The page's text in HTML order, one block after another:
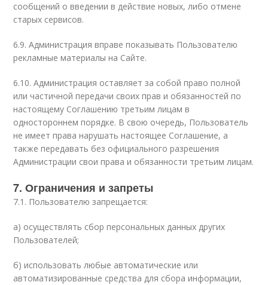
сообщений о введении в действие новых, либо отмене
старых сервисов.
6.9. Администрация вправе показывать Пользователю
рекламные материалы на Сайте.
6.10. Администрация оставляет за собой право полной
или частичной передачи своих прав и обязанностей по
настоящему Соглашению третьим лицам в
одностороннем порядке. В свою очередь, Пользователь
не имеет права нарушать настоящее Соглашение, а
также передавать без официального разрешения
Администрации свои права и обязанности третьим лицам.
7. Ограничения и запреты
7.1. Пользователю запрещается:
а) осуществлять сбор персональных данных других
Пользователей;
б) использовать любые автоматические или
автоматизированные средства для сбора информации,